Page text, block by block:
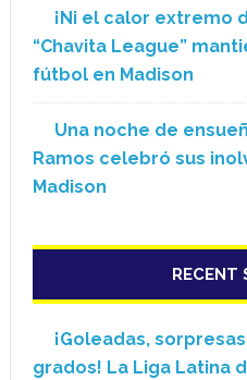
¡Ni el calor extremo
“Chavita League”
fútbol en Madison
Una noche de
Ramos celebró sus
Madison
RECENT
¡Goleadas,
grados! La Liga Latina